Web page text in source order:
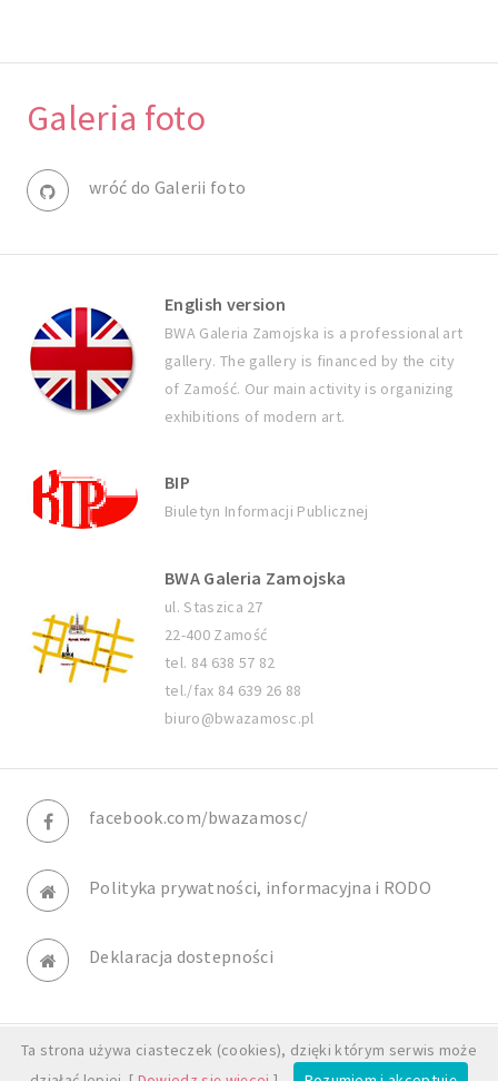
Galeria foto
wróć do Galerii foto
English version
BWA Galeria Zamojska is a professional art
gallery. The gallery is financed by the city
of Zamość. Our main activity is organizing
exhibitions of modern art.
BIP
Biuletyn Informacji Publicznej
BWA Galeria Zamojska
ul. Staszica 27
22-400 Zamość
tel. 84 638 57 82
tel./fax 84 639 26 88
biuro@bwazamosc.pl
facebook.com/bwazamosc/
Polityka prywatności, informacyjna i RODO
Deklaracja dostepności
© BWA Galeria Zamojska. All rights reserved.
Ta strona używa ciasteczek (cookies), dzięki którym serwis może